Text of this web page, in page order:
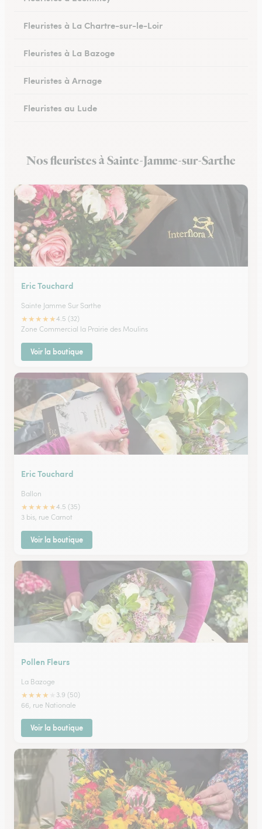
Fleuristes à La Chartre-sur-le-Loir
Fleuristes à La Bazoge
Fleuristes à Arnage
Fleuristes au Lude
Fleuristes à Mamers
Nos fleuristes à Sainte-Jamme-sur-Sarthe
Eric Touchard
Sainte Jamme Sur Sarthe
★★★★★4.5 (32)
Zone Commercial la Prairie des Moulins
Voir la boutique
Eric Touchard
Ballon
★★★★★4.5 (35)
3 bis, rue Carnot
Voir la boutique
Pollen Fleurs
La Bazoge
★★★★
3.9 (50)
66, rue Nationale
Voir la boutique